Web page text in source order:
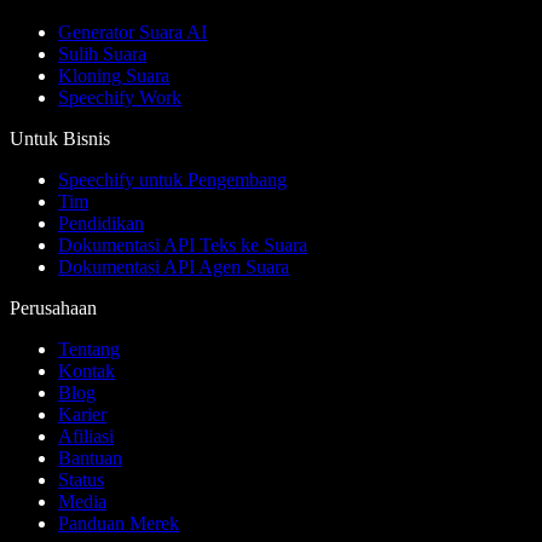
Generator Suara AI
Sulih Suara
Kloning Suara
Speechify Work
Untuk Bisnis
Speechify untuk Pengembang
Tim
Pendidikan
Dokumentasi API Teks ke Suara
Dokumentasi API Agen Suara
Perusahaan
Tentang
Kontak
Blog
Karier
Afiliasi
Bantuan
Status
Media
Panduan Merek